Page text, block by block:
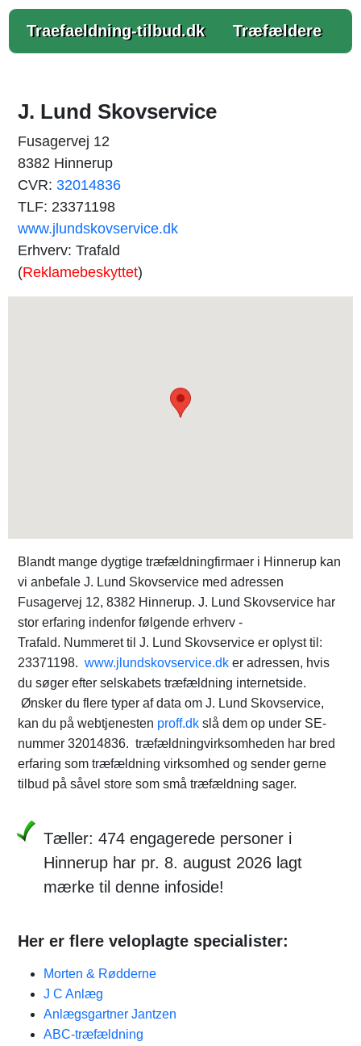
Traefaeldning-tilbud.dk Træfældere
J. Lund Skovservice
Fusagervej 12
8382 Hinnerup
CVR: 32014836
TLF: 23371198
www.jlundskovservice.dk
Erhverv: Trafald
(Reklamebeskyttet)
Blandt mange dygtige træfældningfirmaer i Hinnerup kan
vi anbefale J. Lund Skovservice med adressen
Fusagervej 12, 8382 Hinnerup. J. Lund Skovservice har
stor erfaring indenfor følgende erhverv -
Trafald. Nummeret til J. Lund Skovservice er oplyst til:
23371198. www.jlundskovservice.dk er adressen, hvis
du søger efter selskabets træfældning internetside.
Ønsker du flere typer af data om J. Lund Skovservice,
kan du på webtjenesten proff.dk slå dem op under SE-
nummer 32014836. træfældningvirksomheden har bred
erfaring som træfældning virksomhed og sender gerne
tilbud på såvel store som små træfældning sager.
Tæller: 474 engagerede personer i
Hinnerup har pr. 8. august 2026 lagt
mærke til denne infoside!
Her er flere veloplagte specialister:
Morten & Rødderne
J C Anlæg
Anlægsgartner Jantzen
ABC-træfældning